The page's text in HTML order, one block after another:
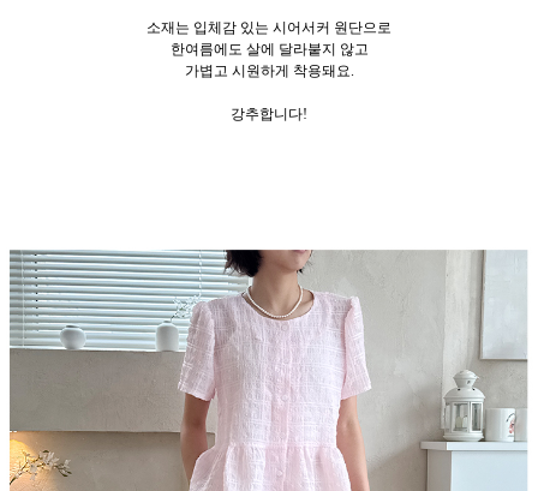
소재는 입체감 있는 시어서커 원단으로
한여름에도 살에 달라붙지 않고
가볍고 시원하게 착용돼요.
강추합니다!